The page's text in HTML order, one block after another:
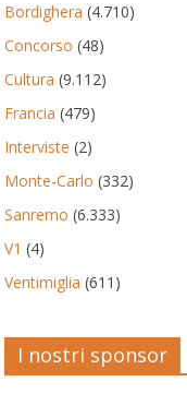
Bordighera (4.710)
Concorso (48)
Cultura (9.112)
Francia (479)
Interviste (2)
Monte-Carlo (332)
Sanremo (6.333)
V1 (4)
Ventimiglia (611)
I nostri sponsor